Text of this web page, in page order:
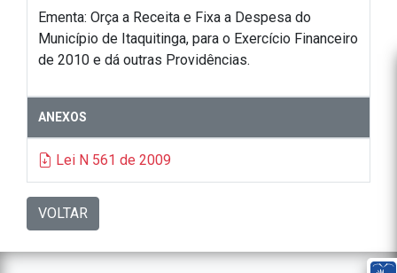
Ementa: Orça a Receita e Fixa a Despesa do
Município de Itaquitinga, para o Exercício Financeiro
de 2010 e dá outras Providências.
ANEXOS
Lei N 561 de 2009
VOLTAR